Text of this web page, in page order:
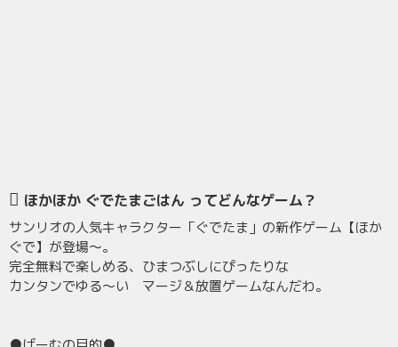
ほかほか ぐでたまごはん ってどんなゲーム？
サンリオの人気キャラクター「ぐでたま」の新作ゲーム【ほか
ぐで】が登場～。
完全無料で楽しめる、ひまつぶしにぴったりな
カンタンでゆる～い マージ＆放置ゲームなんだわ。